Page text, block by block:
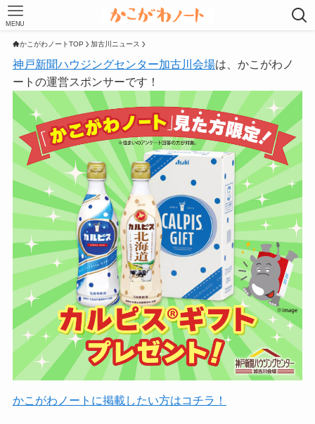
MENU
かこがわノートTOP 加古川ニュース
神戸新聞ハウジングセンター加古川会場は、かこがわノ
ートの運営スポンサーです！
かこがわノートに掲載したい方はコチラ！